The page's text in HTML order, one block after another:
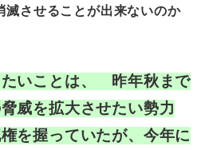
滅させることが出来ないのか
いことは、 昨年秋まで
威を拡大させたい勢力
を握っていたが、今年に